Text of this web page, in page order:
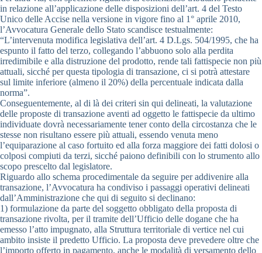
in relazione all’applicazione delle disposizioni dell’art. 4 del Testo
Unico delle Accise nella versione in vigore fino al 1° aprile 2010,
l’Avvocatura Generale dello Stato scandisce testualmente:
“L’intervenuta modifica legislativa dell’art. 4 D.Lgs. 504/1995, che ha
espunto il fatto del terzo, collegando l’abbuono solo alla perdita
irredimibile e alla distruzione del prodotto, rende tali fattispecie non più
attuali, sicché per questa tipologia di transazione, ci si potrà attestare
sul limite inferiore (almeno il 20%) della percentuale indicata dalla
norma”.
Conseguentemente, al di là dei criteri sin qui delineati, la valutazione
delle proposte di transazione aventi ad oggetto le fattispecie da ultimo
individuate dovrà necessariamente tener conto della circostanza che le
stesse non risultano essere più attuali, essendo venuta meno
l’equiparazione al caso fortuito ed alla forza maggiore dei fatti dolosi o
colposi compiuti da terzi, sicché paiono definibili con lo strumento allo
scopo prescelto dal legislatore.
Riguardo allo schema procedimentale da seguire per addivenire alla
transazione, l’Avvocatura ha condiviso i passaggi operativi delineati
dall’Amministrazione che qui di seguito si declinano:
1) formulazione da parte del soggetto obbligato della proposta di
transazione rivolta, per il tramite dell’Ufficio delle dogane che ha
emesso l’atto impugnato, alla Struttura territoriale di vertice nel cui
ambito insiste il predetto Ufficio. La proposta deve prevedere oltre che
l’importo offerto in pagamento, anche le modalità di versamento dello